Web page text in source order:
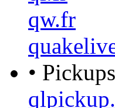
qw.fr
•